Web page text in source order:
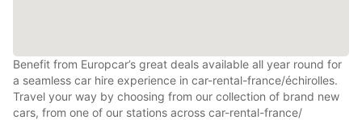
Benefit from Europcar’s great deals available all year round for
a seamless car hire experience in car-rental-france/échirolles.
Travel your way by choosing from our collection of brand new
cars, from one of our stations across car-rental-france/